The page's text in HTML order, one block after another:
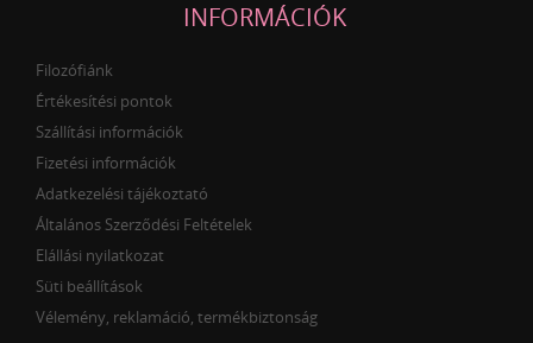
INFORMÁCIÓK
Filozófiánk
Értékesítési pontok
Szállítási információk
Fizetési információk
Adatkezelési tájékoztató
Általános Szerződési Feltételek
Elállási nyilatkozat
Süti beállítások
Vélemény, reklamáció, termékbiztonság